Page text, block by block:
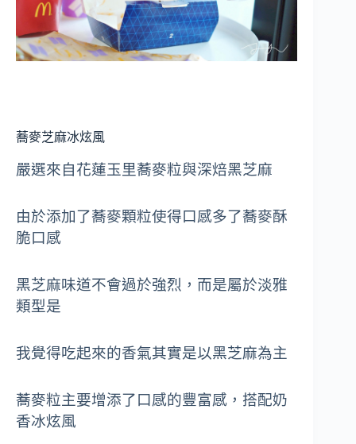
蕎麥芝麻冰炫風
嚴選來自花蓮玉里蕎麥粒與深焙黑芝麻
由於添加了蕎麥顆粒使得口感多了蕎麥酥
脆口感
黑芝麻味道不會過於強烈，而是屬於淡雅
類型是
我覺得吃起來的香氣其實是以黑芝麻為主
蕎麥粒主要增添了口感的豐富感，搭配奶
香冰炫風